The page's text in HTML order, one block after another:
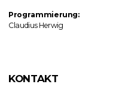
Programmierung:
Claudius Herwig
KONTAKT